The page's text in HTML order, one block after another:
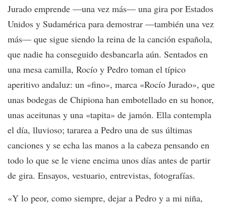
Jurado emprende —una vez más— una gira por Estados
Unidos y Sudamérica para demostrar —también una vez
más— que sigue siendo la reina de la canción española,
que nadie ha conseguido desbancarla aún. Sentados en
una mesa camilla, Rocío y Pedro toman el típico
aperitivo andaluz: un «fino», marca «Rocío Jurado», que
unas bodegas de Chipiona han embotellado en su honor,
unas aceitunas y una «tapita» de jamón. Ella contempla
el día, lluvioso; tararea a Pedro una de sus últimas
canciones y se echa las manos a la cabeza pensando en
todo lo que se le viene encima unos días antes de partir
de gira. Ensayos, vestuario, entrevistas, fotografías.
«Y lo peor, como siempre, dejar a Pedro y a mi niña,